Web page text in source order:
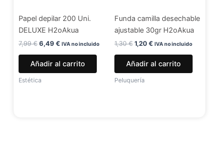
Papel depilar 200 Uni.
DELUXE H2oAkua
7,99€6,49 € IVA no incluido
Añadir al carrito
Estética
Funda camilla desechable
ajustable 30gr H2oAkua
1,30€1,20€ IVA no incluido
Añadir al carrito
Peluquería